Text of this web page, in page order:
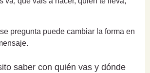
pregunta puede cambiar la forma en
saber con quién vas y dónde